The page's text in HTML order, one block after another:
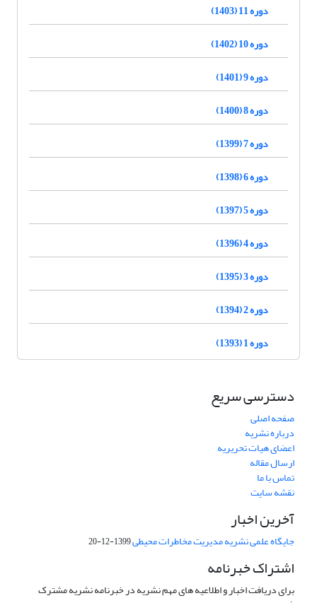
دوره 11 (1403)
دوره 10 (1402)
دوره 9 (1401)
دوره 8 (1400)
دوره 7 (1399)
دوره 6 (1398)
دوره 5 (1397)
دوره 4 (1396)
دوره 3 (1395)
دوره 2 (1394)
دوره 1 (1393)
دسترسی سریع
صفحه اصلی
درباره نشریه
اعضای هیات تحریریه
ارسال مقاله
تماس با ما
نقشه سایت
آخرین اخبار
جایگاه علمی نشریه مدیریت مخاطرات محیطی1399-12-20
اشتراک خبرنامه
برای دریافت اخبار و اطلاعیه های مهم نشریه در خبرنامه نشریه مشترک